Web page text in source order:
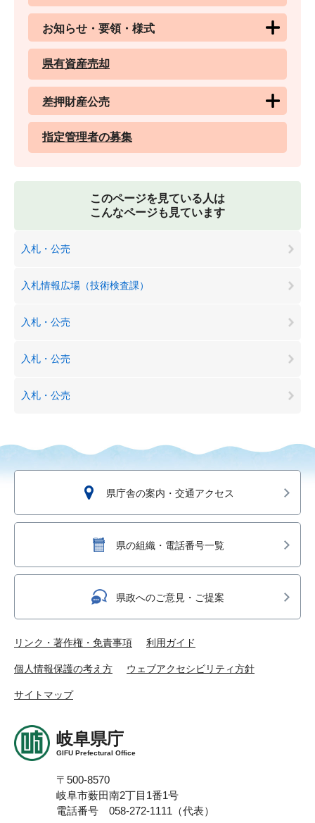
お知らせ・要領・様式
県有資産売却
差押財産公売
指定管理者の募集
このページを見ている人は
こんなページも見ています
入札・公売
入札情報広場（技術検査課）
入札・公売
入札・公売
入札・公売
県庁舎の案内・交通アクセス
県の組織・電話番号一覧
県政へのご意見・ご提案
リンク・著作権・免責事項 利用ガイド
個人情報保護の考え方 ウェブアクセシビリティ方針
サイトマップ
岐阜県庁
GIFU Prefectural Office
〒500-8570
岐阜市薮田南2丁目1番1号
電話番号 058-272-1111（代表）